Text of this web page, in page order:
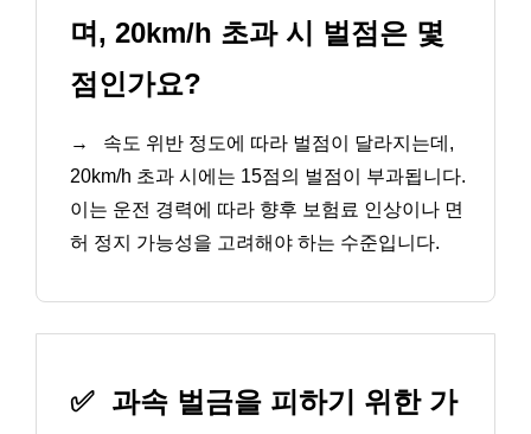
며, 20km/h 초과 시 벌점은 몇
점인가요?
→
속도 위반 정도에 따라 벌점이 달라지는데,
20km/h 초과 시에는 15점의 벌점이 부과됩니다.
이는 운전 경력에 따라 향후 보험료 인상이나 면
허 정지 가능성을 고려해야 하는 수준입니다.
✅ 과속 벌금을 피하기 위한 가